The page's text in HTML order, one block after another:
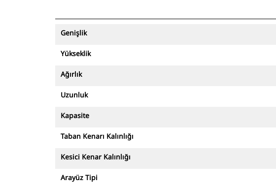
Genişlik
Yükseklik
Ağırlık
Uzunluk
Kapasite
Taban Kenarı Kalınlığı
Kesici Kenar Kalınlığı
Arayüz Tipi